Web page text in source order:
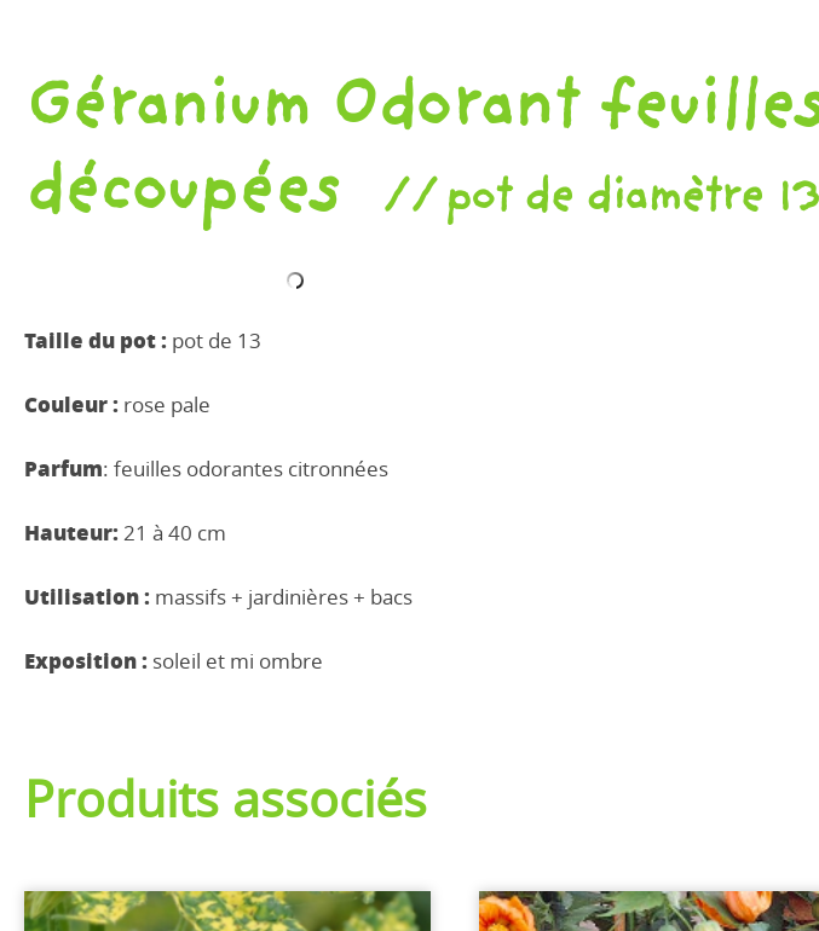
Géranium Odorant
découpées
pot de diamètre 13
Taille du pot : pot de 13
Couleur : rose pale
Parfum: feuilles odorantes citronnées
Hauteur: 21 à 40 cm
Utilisation : massifs + jardinières + bacs
Exposition : soleil et mi ombre
Produits associés